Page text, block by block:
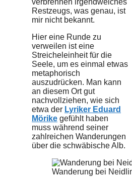
Restzeugs, was genau, ist
mir nicht bekannt.
Hier eine Runde zu
verweilen ist eine
Streicheleinheit für die
Seele, um es einmal etwas
metaphorisch
auszudrücken. Man kann
an diesem Ort gut
nachvollziehen, wie sich
etwa der Lyriker Eduard
Mörike gefühlt haben
muss während seiner
zahlreichen Wanderungen
über die schwäbische Alb.
Wanderung bei